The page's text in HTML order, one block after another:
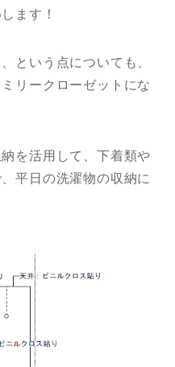
ます！
という点についても、
リークローゼットにな
を活用して、下着類や
平日の洗濯物の収納に